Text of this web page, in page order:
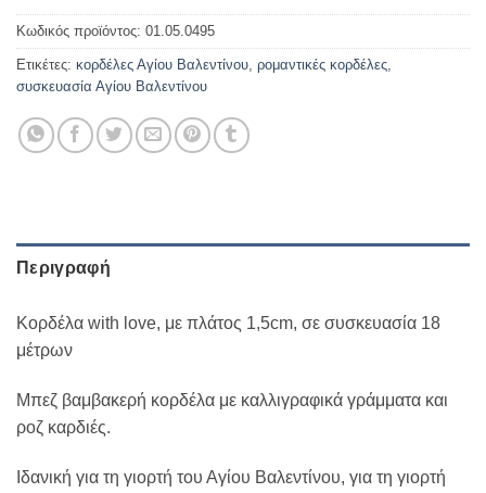
Κωδικός προϊόντος: 01.05.0495
Ετικέτες: κορδέλες Αγίου Βαλεντίνου, ρομαντικές κορδέλες,
συσκευασία Αγίου Βαλεντίνου
Περιγραφή
Κορδέλα with love, με πλάτος 1,5cm, σε συσκευασία 18
μέτρων
Μπεζ βαμβακερή κορδέλα με καλλιγραφικά γράμματα και
ροζ καρδιές.
Ιδανική για τη γιορτή του Αγίου Βαλεντίνου, για τη γιορτή